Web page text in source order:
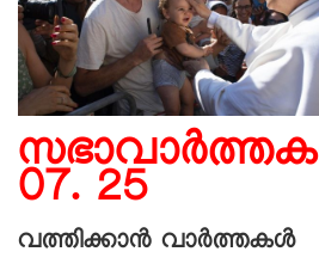
07. 25
വത്തിക്കാൻ വാർത്തകൾ